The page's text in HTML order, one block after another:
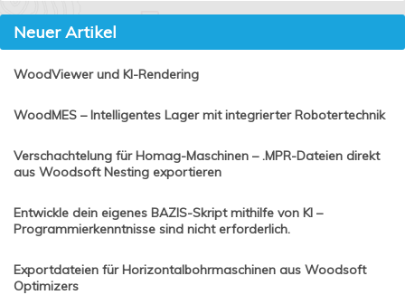
Neuer Artikel
WoodViewer und KI-Rendering
WoodMES – Intelligentes Lager mit integrierter Robotertechnik
Verschachtelung für Homag-Maschinen – .MPR-Dateien direkt
aus Woodsoft Nesting exportieren
Entwickle dein eigenes BAZIS-Skript mithilfe von KI –
Programmierkenntnisse sind nicht erforderlich.
Exportdateien für Horizontalbohrmaschinen aus Woodsoft
Optimizers